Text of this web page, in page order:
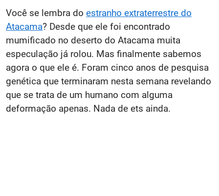
Você se lembra do estranho extraterrestre do
Atacama? Desde que ele foi encontrado
mumificado no deserto do Atacama muita
especulação já rolou. Mas finalmente sabemos
agora o que ele é. Foram cinco anos de pesquisa
genética que terminaram nesta semana revelando
que se trata de um humano com alguma
deformação apenas. Nada de ets ainda.